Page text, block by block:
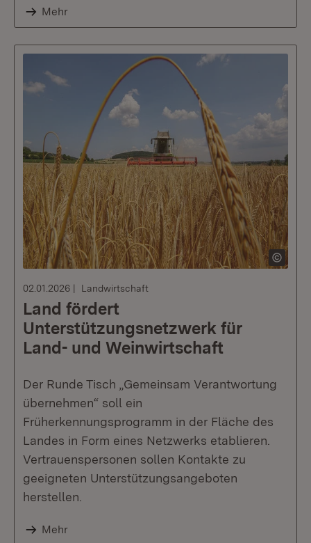
Mehr
02.01.2026 Landwirtschaft
Land fördert
Unterstützungsnetzwerk für
Land- und Weinwirtschaft
Der Runde Tisch „Gemeinsam Verantwortung
übernehmen“ soll ein
Früherkennungsprogramm in der Fläche des
Landes in Form eines Netzwerks etablieren.
Vertrauenspersonen sollen Kontakte zu
geeigneten Unterstützungsangeboten
herstellen.
Mehr